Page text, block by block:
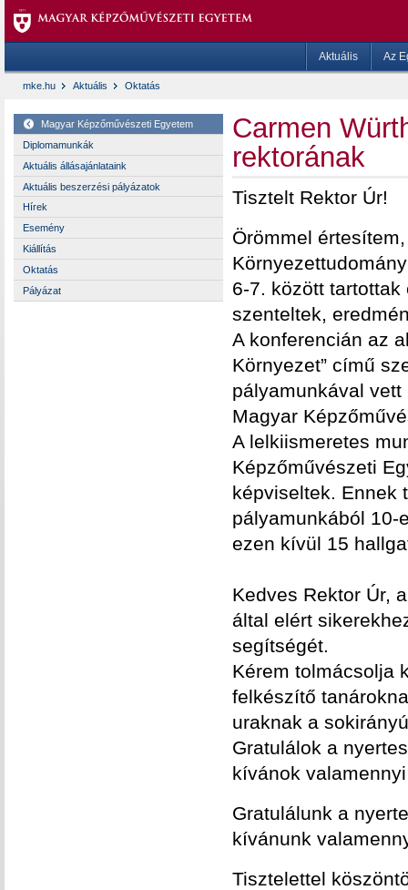
Aktuális Az
mke.hu Aktuális Oktatás
Magyar Képzőművészeti Egyetem
Diplomamunkák
Aktuális állásajánlataink
Aktuális beszerzési pályázatok
Hírek
Esemény
Kiállítás
Oktatás
Pályázat
Carmen
rektorának
Tisztelt Rektor Úr!
Örömmel
6-7. között
szenteltek,
A konferencián az
Környezet” című
pályamunkával
Magyar
A lelkiismeretes
Képzőművészeti
képviseltek. Ennek
pályamunkából 10-
ezen kívül 15
Kedves Rektor Úr,
által elért
segítségét.
Kérem tolmácsolja
felkészítő
uraknak a
Gratulálok a
kívánok
Gratulálunk a
kívánunk
Tisztelettel